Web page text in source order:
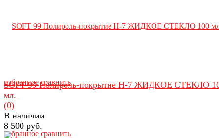
избранное сравнить
избранное сравнить
SOFT 99 Полироль-покрытие Н-7 ЖИДКОЕ СТЕКЛО
мл.
(0)
В наличии
8 500 руб.